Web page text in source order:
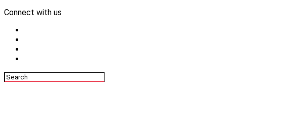
Connect with us